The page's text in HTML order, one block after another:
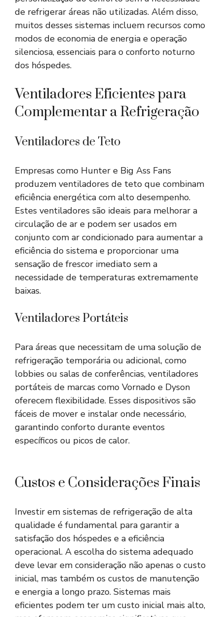
de refrigerar áreas não utilizadas. Além disso,
muitos desses sistemas incluem recursos como
modos de economia de energia e operação
silenciosa, essenciais para o conforto noturno
dos hóspedes.
Ventiladores Eficientes para
Complementar a Refrigeração
Ventiladores de Teto
Empresas como Hunter e Big Ass Fans
produzem ventiladores de teto que combinam
eficiência energética com alto desempenho.
Estes ventiladores são ideais para melhorar a
circulação de ar e podem ser usados em
conjunto com ar condicionado para aumentar a
eficiência do sistema e proporcionar uma
sensação de frescor imediato sem a
necessidade de temperaturas extremamente
baixas.
Ventiladores Portáteis
Para áreas que necessitam de uma solução de
refrigeração temporária ou adicional, como
lobbies ou salas de conferências, ventiladores
portáteis de marcas como Vornado e Dyson
oferecem flexibilidade. Esses dispositivos são
fáceis de mover e instalar onde necessário,
garantindo conforto durante eventos
específicos ou picos de calor.
Custos e Considerações Finais
Investir em sistemas de refrigeração de alta
qualidade é fundamental para garantir a
satisfação dos hóspedes e a eficiência
operacional. A escolha do sistema adequado
deve levar em consideração não apenas o custo
inicial, mas também os custos de manutenção
e energia a longo prazo. Sistemas mais
eficientes podem ter um custo inicial mais alto,